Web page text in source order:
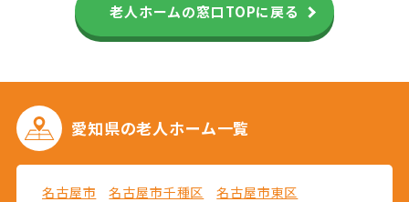
老人ホームの窓口TOPに戻る
愛知県の老人ホーム一覧
名古屋市 名古屋市千種区
名古屋市東区